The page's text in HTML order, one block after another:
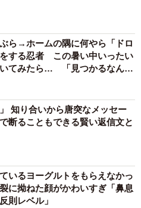
笑）。結果は私のエッセイ
ー独女ライフ』に描いてあ
みてください。
定をもらったと書かれていら
のでしょうか？
していますが、半年で栄養失
。メンタルより体にくるタ
けて、なにかメッセージが
ます。
ら→ホームの隅に何やら「ドロ
する忍者 この暑い中いったい
てみたら… 「見つかるなんて
」 知り合いから唐突なメッセー
断ることもできる賢い返信文と
いるヨーグルトをもらえなかっ
に拗ねた顔がかわいすぎ「鼻息
則レベル」